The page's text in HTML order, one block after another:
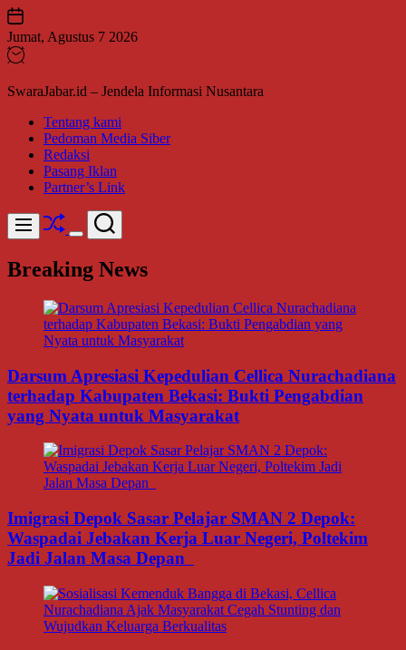
Skip
to
content
Jumat, Agustus 7 2026
SwaraJabar.id – Jendela Informasi Nusantara
Tentang kami
Pedoman Media Siber
Redaksi
Pasang Iklan
Partner’s Link
Menu Shuffle
Switch
mode
Search
Breaking News
Darsum Apresiasi Kepedulian Cellica Nurachadiana
terhadap Kabupaten Bekasi: Bukti Pengabdian
yang Nyata untuk Masyarakat
Imigrasi Depok Sasar Pelajar SMAN 2 Depok:
Waspadai Jebakan Kerja Luar Negeri, Poltekim
Jadi Jalan Masa Depan